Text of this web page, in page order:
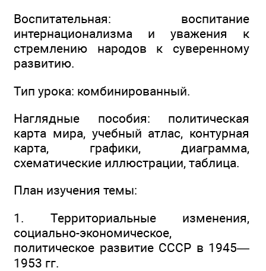
Воспитательная: воспитание
интернационализма и уважения к
стремлению народов к суверенному
развитию.
Тип урока: комбинированный.
Наглядные пособия: политическая
карта мира, учебный атлас, контурная
карта, графики, диаграмма,
схематические иллюстрации, таблица.
План изучения темы:
1. Территориальные изменения,
социально-экономическое,
политическое развитие СССР в 1945—
1953 гг.